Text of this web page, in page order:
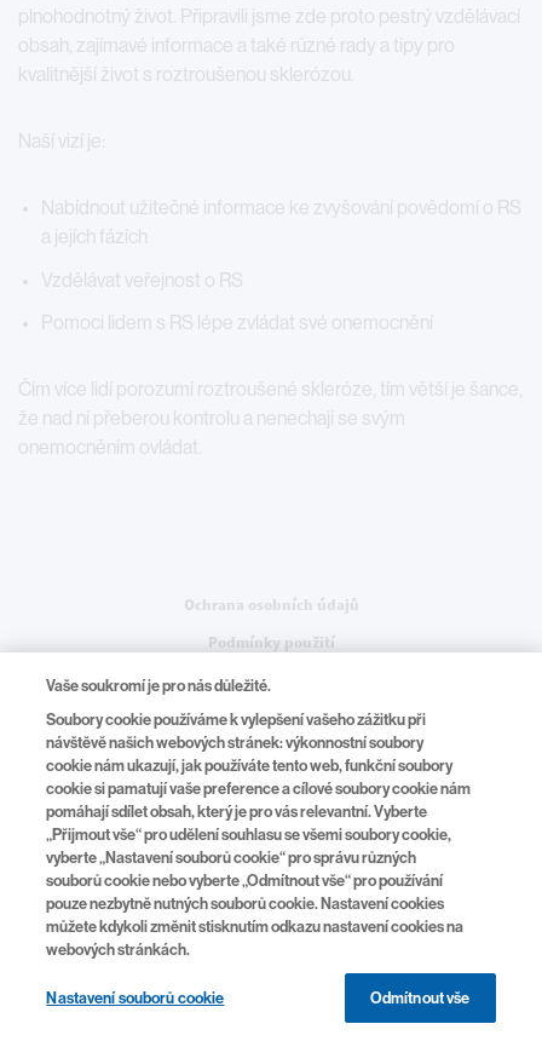
plnohodnotný život. Připravili jsme zde proto pestrý vzdělávací
obsah, zajímavé informace a také různé rady a tipy pro
kvalitnější život s roztroušenou sklerózou.
Naší vizí je:
Nabídnout užitečné informace ke zvyšování povědomí o RS
a jejích fázích
Vzdělávat veřejnost o RS
Pomoci lidem s RS lépe zvládat své onemocnění
Čím více lidí porozumí roztroušené skleróze, tím větší je šance,
že nad ní přeberou kontrolu a nenechají se svým
onemocněním ovládat.
Ochrana osobních údajů
Podmínky použití
Nastavení souborů cookie
Na Pankráci 1724/129, 140 00, Praha 4
tel.:+420 225 775 111
www.novartis.cz|[email protected]
CZ/FA-11625254/03/2026
Tato stránka je určena pro Českou republiku
Vaše soukromí je pro nás důležité.
Soubory cookie používáme k vylepšení vašeho zážitku při
návštěvě našich webových stránek: výkonnostní soubory
cookie nám ukazují, jak používáte tento web, funkční soubory
cookie si pamatují vaše preference a cílové soubory cookie nám
pomáhají sdílet obsah, který je pro vás relevantní. Vyberte
„Přijmout vše“ pro udělení souhlasu se všemi soubory cookie,
vyberte „Nastavení souborů cookie“ pro správu různých
souborů cookie nebo vyberte „Odmítnout vše“ pro používání
pouze nezbytně nutných souborů cookie. Nastavení cookies
můžete kdykoli změnit stisknutím odkazu nastavení cookies na
webových stránkách.
Nastavení souborů cookie Odmítnout vše